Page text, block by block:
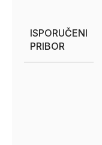
ISPORUČENI
PRIBOR